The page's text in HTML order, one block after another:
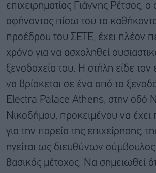
επιχειρηματίας Γιάννης Ρέτσος, ο
αφήνοντας πίσω του τα
προέδρου του ΣΕΤΕ, έχει πλέον
χρόνο για να ασχοληθεί
ξενοδοχεία του. Η στήλη είδε τον
να βρίσκεται σε ένα από τα
Electra Palace Athens, στην οδό
Νικοδήμου, προκειμένου να έχει
για την πορεία της επιχείρησης,
ηγείται ως διευθύνων σύμβουλος
βασικός μέτοχος. Να σημειωθεί